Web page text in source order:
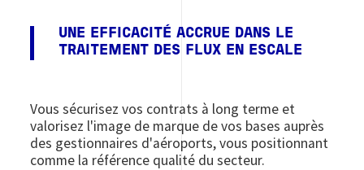
UNE EFFICACITÉ ACCRUE DANS LE
TRAITEMENT DES FLUX EN ESCALE
Vous sécurisez vos contrats à long terme et
valorisez l'image de marque de vos bases auprès
des gestionnaires d'aéroports, vous positionnant
comme la référence qualité du secteur.